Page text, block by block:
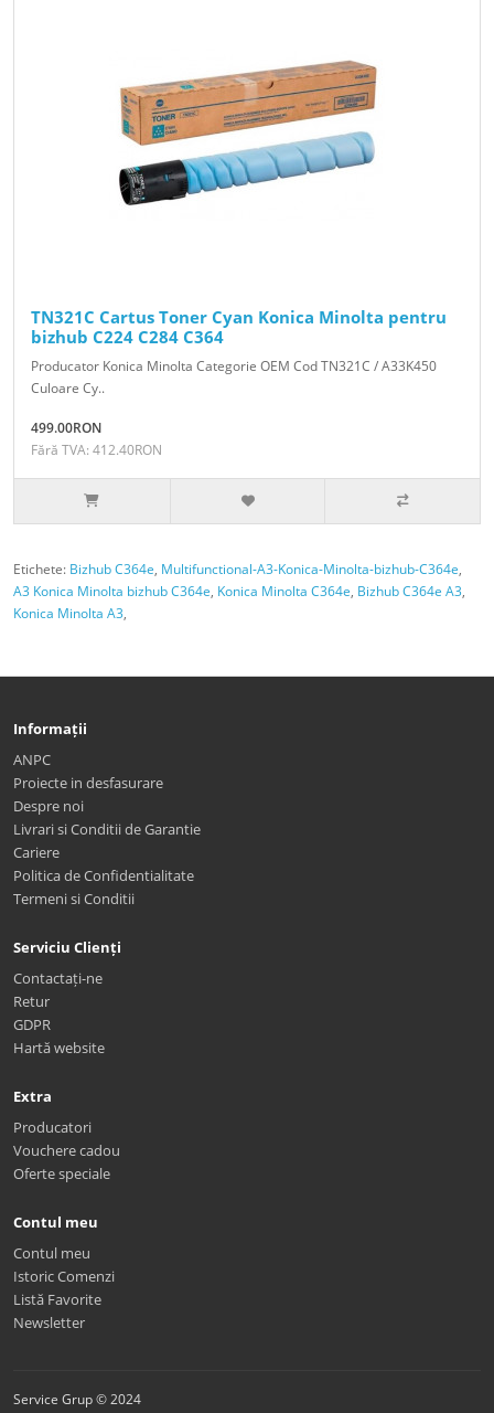
TN321C Cartus Toner Cyan Konica Minolta pentru
bizhub C224 C284 C364
Producator Konica Minolta Categorie OEM Cod TN321C / A33K450
Culoare Cy..
499.00RON
Fără TVA: 412.40RON
Etichete: Bizhub C364e, Multifunctional-A3-Konica-Minolta-bizhub-C364e,
A3 Konica Minolta bizhub C364e, Konica Minolta C364e, Bizhub C364e A3,
Konica Minolta A3,
Informații
ANPC
Proiecte in desfasurare
Despre noi
Livrari si Conditii de Garantie
Cariere
Politica de Confidentialitate
Termeni si Conditii
Serviciu Clienți
Contactați-ne
Retur
GDPR
Hartă website
Extra
Producatori
Vouchere cadou
Oferte speciale
Contul meu
Contul meu
Istoric Comenzi
Listă Favorite
Newsletter
Service Grup © 2024